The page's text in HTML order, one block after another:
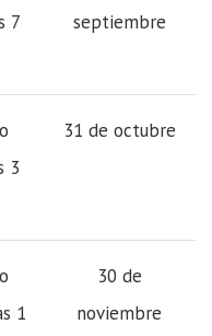
7
septiembre
3
31 de octubre
1
30 de
noviembre